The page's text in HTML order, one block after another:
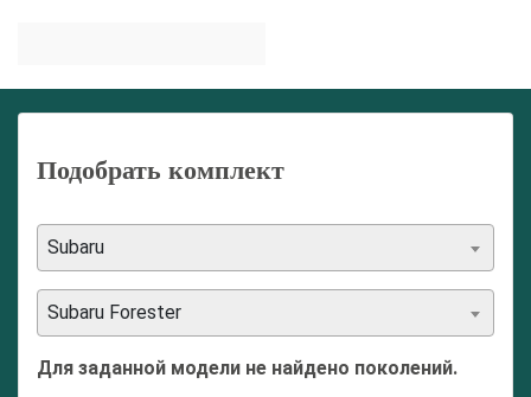
Подобрать комплект
Subaru
Subaru Forester
Для заданной модели не найдено поколений.